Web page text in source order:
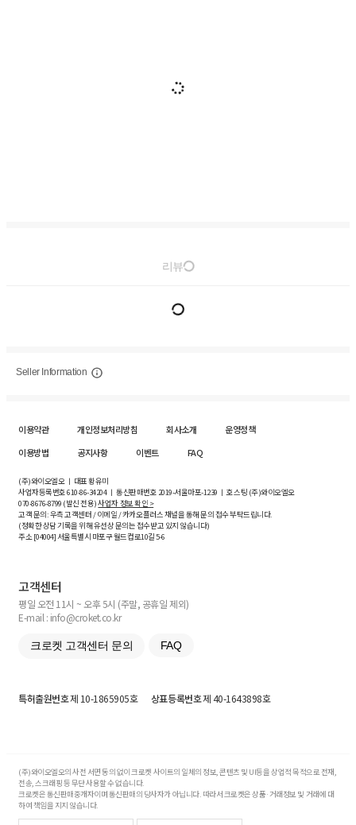
리뷰
Seller Information
이용약관 개인정보처리방침 회사소개
운영정책
이용방법
공지사항 이벤트 FAQ
(주)와이오엘오 ㅣ 대표 황유미
사업자등록번호610-86-34204ㅣ 통신판매번호 2019-서울마포-1239 ㅣ 호스팅 (주)와이오엘오
070-8676-8799 (발신 전용)사업자 정보 확인 >
고객 문의: 우측 고객센터 / 이메일 / 카카오플러스 채널을 통해 문의 접수 부탁드립니다.
(정확한 상담 기록을 위해 유선상 문의는 접수받고 있지 않습니다)
주소 [04004] 서울특별시 마포구 월드컵로10길5-6
고객센터
평일 오전 11시 ~ 오후 5시 (주말, 공휴일 제외)
E-mail : info@croket.co.kr
크로켓 고객센터 문의 FAQ
특허출원번호제 10-1865905호 상표등록번호제 40-1643898호
(주)와이오엘오의 사전 서면 동의 없이 크로켓 사이트의 일체의 정보, 콘텐츠 및 UI등을 상업적 목적으로 전재,
전송, 스크래핑 등 무단 사용할 수 없습니다.
크로켓은 통신판매중개자이며 통신판매의 당사자가 아닙니다. 따라서 크로켓은 상품·거래정보 및 거래에 대
하여 책임을 지지 않습니다.